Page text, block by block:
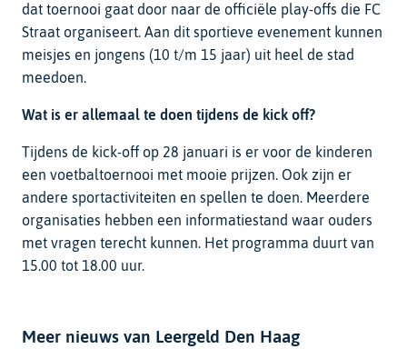
dat toernooi gaat door naar de officiële play-offs die FC
Straat organiseert. Aan dit sportieve evenement kunnen
meisjes en jongens (10 t/m 15 jaar) uit heel de stad
meedoen.
Wat is er allemaal te doen tijdens de kick off?
Tijdens de kick-off op 28 januari is er voor de kinderen
een voetbaltoernooi met mooie prijzen. Ook zijn er
andere sportactiviteiten en spellen te doen. Meerdere
organisaties hebben een informatiestand waar ouders
met vragen terecht kunnen. Het programma duurt van
15.00 tot 18.00 uur.
Meer nieuws van Leergeld Den Haag